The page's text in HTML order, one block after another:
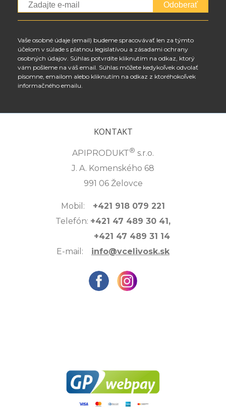
Odoberať
Vaše osobné údaje (email) budeme spracovávať len za týmto
účelom v súlade s platnou legislatívou a zásadami ochrany
osobných údajov. Súhlas potvrdíte kliknutím na odkaz, ktorý
vám pošleme na váš email. Súhlas môžete kedykoľvek odvolať
písomne, emailom alebo kliknutím na odkaz z ktoréhokoľvek
informačného emailu.
KONTAKT
APIPRODUKT® s.r.o.
J. A. Komenského 68
991 06 Želovce
Mobil: +421 918 079 221
Telefón: +421 47 489 30 41,
+421 47 489 31 14
E-mail: info@vcelivosk.sk